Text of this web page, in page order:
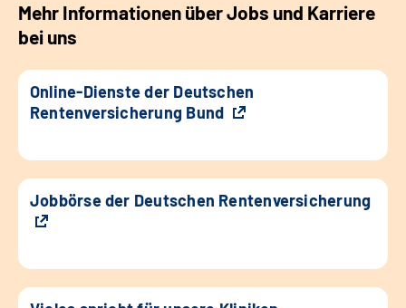
Mehr Informationen über Jobs und Karriere
bei uns
Online-Dienste der Deutschen
Rentenversicherung Bund
Jobbörse der Deutschen Rentenversicherung